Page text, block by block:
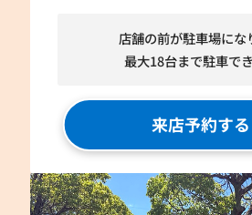
店舗の前が駐車場にな
最大18台まで駐車でき
来店予約する